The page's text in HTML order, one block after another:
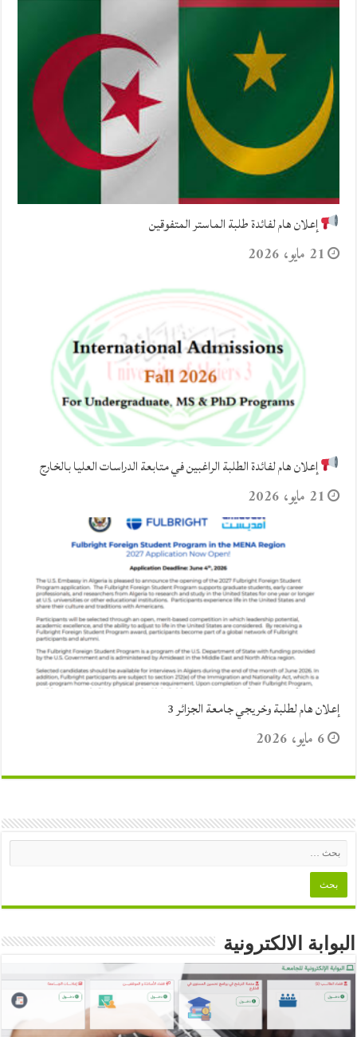
إعلان هام لفائدة طلبة الماستر المتفوقين
21 مايو، 2026
إعلان هام لفائدة الطلبة الراغبين في متابعة الدراسات العليا بالخارج
21 مايو، 2026
إعلان هام لطلبة وخريجي جامعة الجزائر 3
6 مايو، 2026
البوابة الالكترونية